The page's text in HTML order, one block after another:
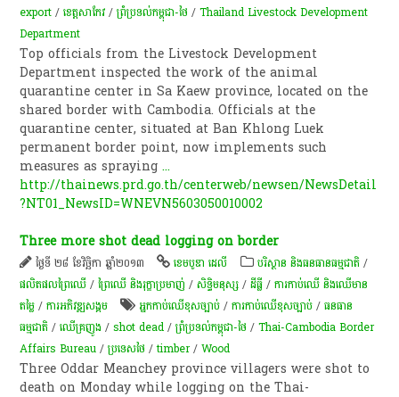
export /ខេត្ត​សាកែវ​ /ព្រំប្រទល់កម្ពុជា-ថៃ /Thailand Livestock Development
Department
Top officials from the Livestock Development
Department inspected the work of the animal
quarantine center in Sa Kaew province, located on the
shared border with Cambodia. Officials at the
quarantine center, situated at Ban Khlong Luek
permanent border point, now implements such
measures as spraying...
http://thainews.prd.go.th/centerweb/newsen/NewsDetail
?NT01_NewsID=WNEVN5603050010002
Three more shot dead logging on border
ថ្ងៃទី ២៨ ខែវិច្ឆិកា ឆ្នាំ២០១៣ ខេមបូឌា ដេលី បរិស្ថាន និងធនធានធម្មជាតិ /
ផលិតផល​ព្រៃឈើ​ /ព្រៃឈើ និងរុក្ខាប្រមាញ់ /សិទ្ធិមនុស្ស /ដីធ្លី /ការកាប់​ឈើ និង​ឈើ​មាន
តម្លៃ​ /ការ​អភិវឌ្ឍ​សង្គម អ្នកកាប់ឈើខុសច្បាប់ /ការកាប់ឈើខុសច្បាប់ /ធនធាន
ធម្មជាតិ /ឈើ​​គ្រញូង​​ /shot dead /ព្រំប្រទល់កម្ពុជា-ថៃ /Thai-Cambodia Border
Affairs Bureau /ប្រទេសថៃ /timber/Wood
Three Oddar Meanchey province villagers were shot to
death on Monday while logging on the Thai-